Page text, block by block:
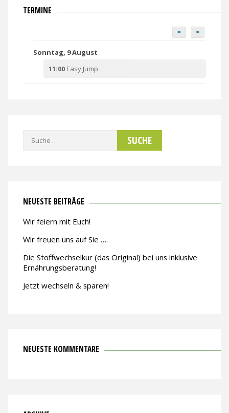
TERMINE
< >
Sonntag, 9 August
11:00 Easy Jump
Suche
NEUESTE BEITRÄGE
Wir feiern mit Euch!
Wir freuen uns auf Sie ….
Die Stoffwechselkur (das Original) bei uns inklusive
Ernährungsberatung!
Jetzt wechseln & sparen!
NEUESTE KOMMENTARE